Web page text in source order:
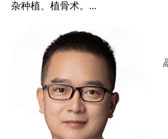
杂种植、植骨术。...